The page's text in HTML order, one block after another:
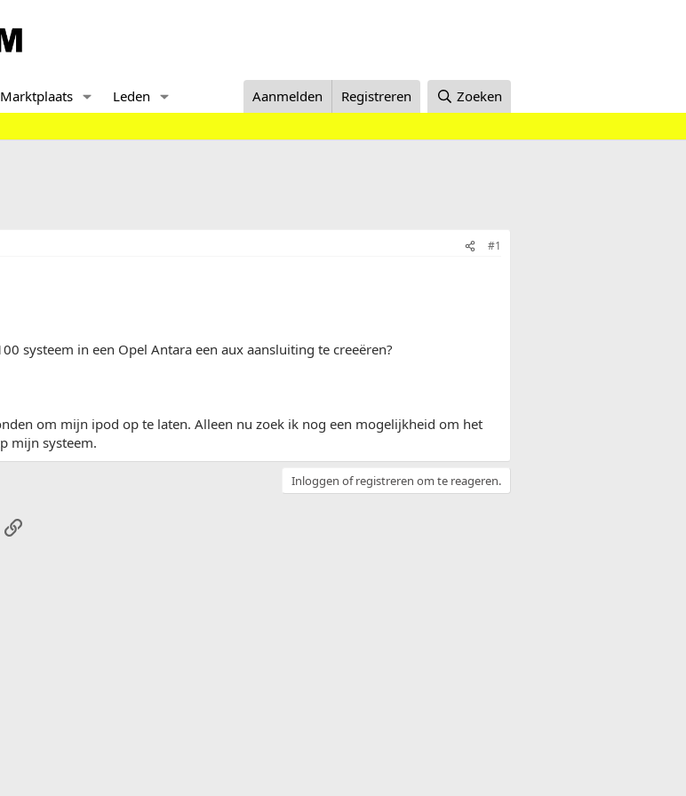
Marktplaats Leden Aanmelden Registreren Zoeken
#1
systeem in een Opel Antara een aux aansluiting te creeëren?
om mijn ipod op te laten. Alleen nu zoek ik nog een mogelijkheid om het
mijn systeem.
Inloggen of registreren om te reageren.
Link